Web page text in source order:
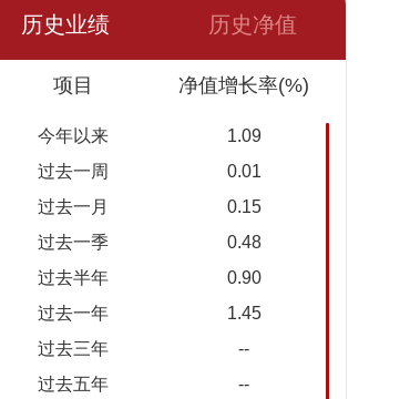
历史业绩
历史净值
项目 净值增长率(%)
今年以来
1.09
过去一周
0.01
过去一月
0.15
过去一季
0.48
过去半年
0.90
过去一年
1.45
过去三年
--
过去五年
--
净值
累计净
2026-
1.0184
08-06
2026-
08-05
1.0181
2026-
08-04
1.0183